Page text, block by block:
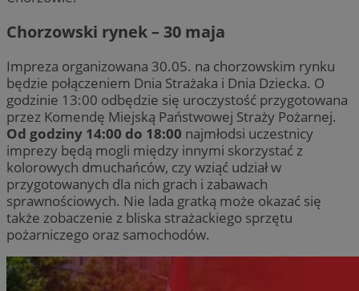
Chorzowski rynek – 30 maja
Impreza organizowana 30.05. na chorzowskim rynku
będzie połączeniem Dnia Strażaka i Dnia Dziecka. O
godzinie 13:00 odbędzie się uroczystość przygotowana
przez Komendę Miejską Państwowej Straży Pożarnej.
Od godziny 14:00 do 18:00 najmłodsi uczestnicy
imprezy będą mogli między innymi skorzystać z
kolorowych dmuchańców, czy wziąć udział w
przygotowanych dla nich grach i zabawach
sprawnościowych. Nie lada gratką może okazać się
także zobaczenie z bliska strażackiego sprzętu
pożarniczego oraz samochodów.